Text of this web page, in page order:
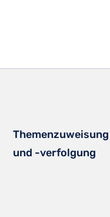
Themenzuweisung
und -verfolgung